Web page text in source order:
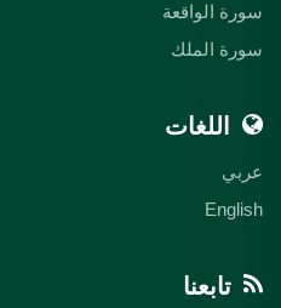
سورة الواقعة
سورة الملك
اللغات
عربي
English
تابعنا